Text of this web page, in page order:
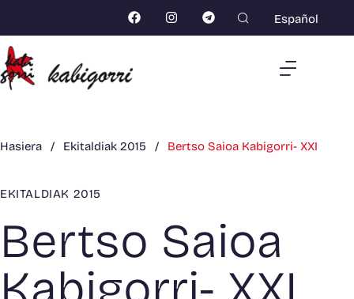
Español
Hasiera / Ekitaldiak 2015 / Bertso Saioa Kabigorri- XXI
EKITALDIAK 2015
Bertso Saioa